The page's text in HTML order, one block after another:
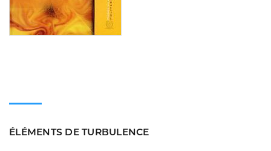
ÉLÉMENTS DE TURBULENCE